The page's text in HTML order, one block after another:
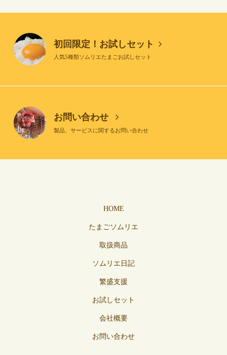
初回限定！お試しセット
人気5種類ソムリエたまごお試しセット
お問い合わせ
製品、サービスに関するお問い合わせ
HOME
たまごソムリエ
取扱商品
ソムリエ日記
繁盛支援
お試しセット
会社概要
お問い合わせ